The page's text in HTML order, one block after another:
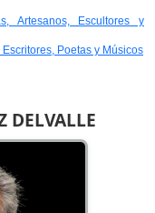
DELVALLE
Artesanos, Escultores y
Poetas y Músicos